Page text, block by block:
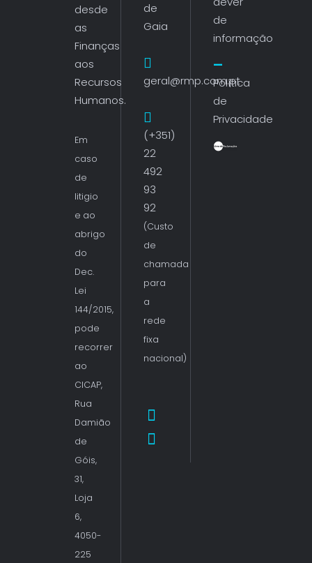
desde
as
Finanças
aos
Recursos
Humanos.
Em
caso
de
litigio
e ao
abrigo
do
Dec.
Lei
144/2015,
pode
recorrer
ao
CICAP,
Rua
Damião
de
Góis,
31,
Loja
6,
4050-
225
de
Gaia
geral@rmp.com.pt
(+351)
22
492
93
92
(Custo
de
chamada
para
a
rede
fixa
nacional)
de
informação
Política
de
Privacidade